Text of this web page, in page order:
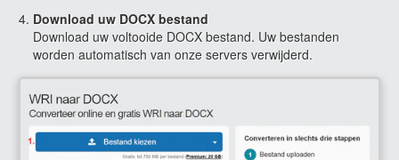
Download uw DOCX bestand
Download uw voltooide DOCX bestand. Uw bestanden
worden automatisch van onze servers verwijderd.